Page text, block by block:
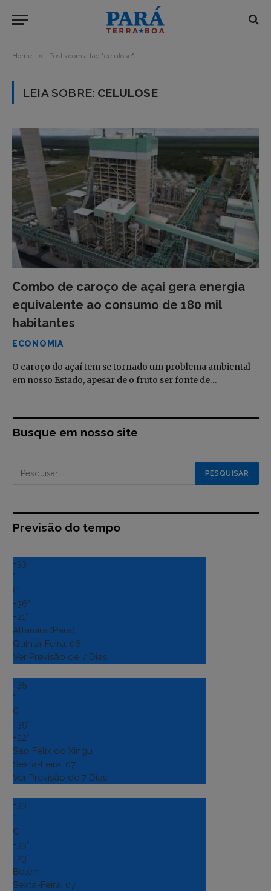
Home » Posts com a tag "celulose"
LEIA SOBRE: CELULOSE
Combo de caroço de açaí gera energia
equivalente ao consumo de 180 mil
habitantes
ECONOMIA
O caroço do açaí tem se tornado um problema ambiental
em nosso Estado, apesar de o fruto ser fonte de…
Busque em nosso site
Previsão do tempo
+33
°
C
+36°
+21°
Altamira (Para)
Quinta-Feira, 06
Ver Previsão de 7 Dias
+35
°
C
+39°
+22°
Sao Felix do Xingu
Sexta-Feira, 07
Ver Previsão de 7 Dias
+33
°
C
+33°
+23°
Belém
Sexta-Feira, 07